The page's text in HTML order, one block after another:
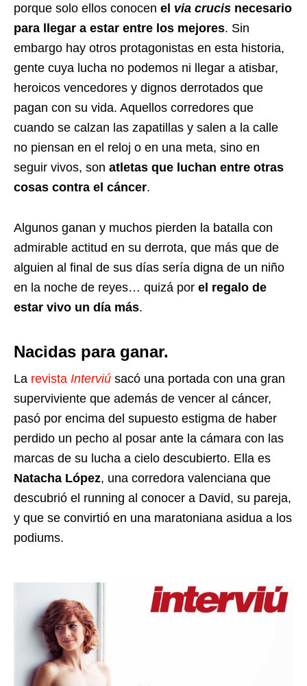
porque solo ellos conocen el via crucis necesario
para llegar a estar entre los mejores. Sin
embargo hay otros protagonistas en esta historia,
gente cuya lucha no podemos ni llegar a atisbar,
heroicos vencedores y dignos derrotados que
pagan con su vida. Aquellos corredores que
cuando se calzan las zapatillas y salen a la calle
no piensan en el reloj o en una meta, sino en
seguir vivos, son atletas que luchan entre otras
cosas contra el cáncer.
Algunos ganan y muchos pierden la batalla con
admirable actitud en su derrota, que más que de
alguien al final de sus días sería digna de un niño
en la noche de reyes… quizá por el regalo de
estar vivo un día más.
Nacidas para ganar.
La revista Interviú sacó una portada con una gran
superviviente que además de vencer al cáncer,
pasó por encima del supuesto estigma de haber
perdido un pecho al posar ante la cámara con las
marcas de su lucha a cielo descubierto. Ella es
Natacha López, una corredora valenciana que
descubrió el running al conocer a David, su pareja,
y que se convirtió en una maratoniana asidua a los
podiums.